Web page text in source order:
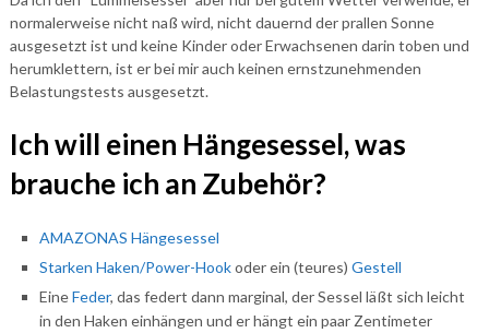
normalerweise nicht naß wird, nicht dauernd der prallen Sonne
ausgesetzt ist und keine Kinder oder Erwachsenen darin toben und
herumklettern, ist er bei mir auch keinen ernstzunehmenden
Belastungstests ausgesetzt.
Ich will einen Hängesessel, was
brauche ich an Zubehör?
AMAZONAS Hängesessel
Starken Haken/Power-Hookoder ein (teures) Gestell
EineFeder, das federt dann marginal, der Sessel läßt sich leicht
in den Haken einhängen und er hängt ein paar Zentimeter